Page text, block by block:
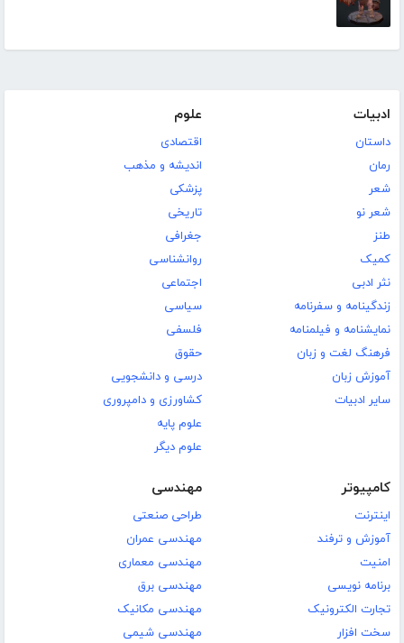
ادبیات
داستان
رمان
شعر
شعر نو
طنز
کمیک
نثر ادبی
زندگینامه و سفرنامه
نمایشنامه و فیلمنامه
فرهنگ لغت و زبان
آموزش زبان
سایر ادبیات
علوم
اقتصادی
اندیشه و مذهب
پزشکی
تاریخی
جغرافی
روانشناسی
اجتماعی
سیاسی
فلسفی
حقوق
درسی و دانشجویی
کشاورزی و دامپروری
علوم پایه
علوم دیگر
کامپیوتر
اینترنت
آموزش و ترفند
امنیت
برنامه نویسی
تجارت الکترونیک
سخت افزار
مهندسی
طراحی صنعتی
مهندسی عمران
مهندسی معماری
مهندسی برق
مهندسی مکانیک
مهندسی شیمی